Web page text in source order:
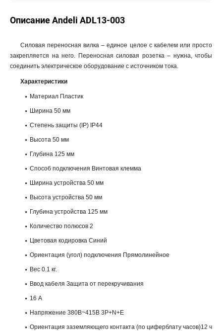
Описание Andeli ADL13-003
Силовая переносная вилка – единое целое с кабелем или просто
закрепляется на него. Переносная силовая розетка – нужна, чтобы
соединить электрическое оборудование с источником тока.
Характеристики
Материал Пластик
Ширина 50 мм
Степень защиты (IP) IP44
Высота 50 мм
Глубина 125 мм
Способ подключения Винтовая клемма
Ширина устройства 50 мм
Высота устройства 50 мм
Глубина устройства 125 мм
Количество полюсов 2
Цветовая кодировка Синий
Ориентация (угол) подключения Прямолинейное
Вес 0.1 кг.
Ввод кабеля Защита от перекручивания
16 А
Напряжение 380В~415В 3P+N+E
Ориентация заземляющего контакта (по циферблату часов)12 ч